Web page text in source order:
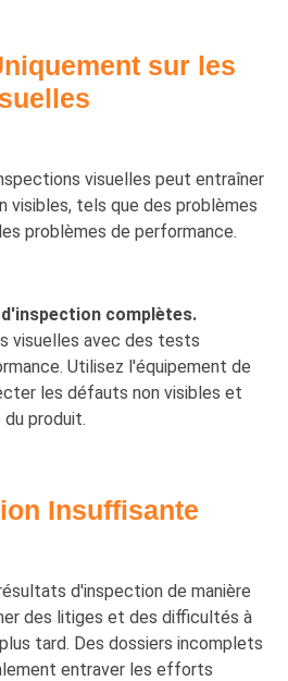
sur les
visuelles peut entraîner
visibles, tels que des problèmes
problèmes de performance.
complètes.
visuelles avec des tests
Utilisez l'équipement de
les défauts non visibles et
produit.
Insuffisante
d'inspection de manière
des litiges et des difficultés à
tard. Des dossiers incomplets
entraver les efforts